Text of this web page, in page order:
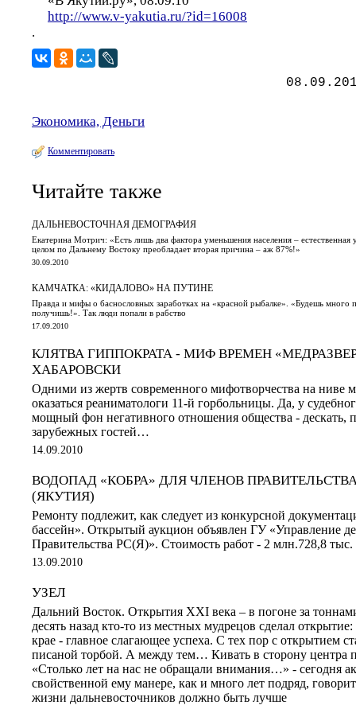
http://www.v-yakutia.ru/?id=16008
.
Экономика, Деньги
Комментировать
Читайте также
ДАЛЬНЕВОСТОЧНАЯ ДЕМОГРАФИЯ
Екатерина Мотрич: «Есть лишь два фактора уменьшения населения –
целом по Дальнему Востоку преобладает вторая причина – аж 87%!»
30.09.2010
КАМЧАТКА: «КИДАЛОВО» НА ПУТИНЕ
Правда и мифы о баснословных заработках на «красной рыбалке». «Будешь
получишь!». Так люди попали в рабство
17.09.2010
КЛЯТВА ГИППОКРАТА - МИФ ВРЕМЕН
ХАБАРОВСКИ
Одними из жертв современного мифотворчества на ниве
оказаться реаниматологи 11-й горбольницы. Да, у
мощный фон негативного отношения общества - дескать,
зарубежных гостей…
14.09.2010
ВОДОПАД «КОБРА» ДЛЯ ЧЛЕНОВ
(ЯКУТИЯ)
Ремонту подлежит, как следует из конкурсной
бассейн». Открытый аукцион объявлен ГУ «Управление
Правительства РС(Я)». Стоимость работ - 2 млн.728,8 тыс.
13.09.2010
УЗЕЛ
Дальний Восток. Открытия ХХI века – в погоне за
десять назад кто-то из местных мудрецов сделал
крае - главное слагающее успеха. С тех пор с открытием
писаной торбой. А между тем… Кивать в сторону центра
«Столько лет на нас не обращали внимания…» - сегодня
свойственной ему манере, как и много лет подряд,
жизни дальневосточников должно быть лучше